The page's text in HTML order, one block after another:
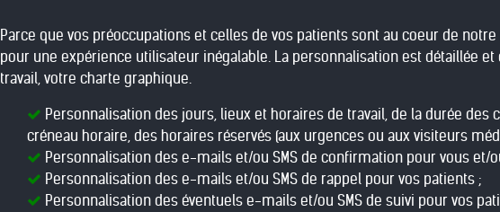
Parce que vos préoccupations et celles de vos patients sont au coeur de
pour une expérience utilisateur inégalable. La personnalisation est détaillée
travail, votre charte graphique.
Personnalisation des jours, lieux et horaires de travail, de la durée
créneau horaire, des horaires réservés (aux urgences ou aux visiteurs
Personnalisation des e-mails et/ou SMS de confirmation pour vous et/
Personnalisation des e-mails et/ou SMS de rappel pour vos patients ;
Personnalisation des éventuels e-mails et/ou SMS de suivi pour vos